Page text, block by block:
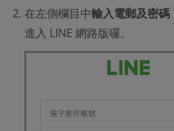
在左側欄目中輸入電郵及密碼
進入 LINE 網路版囉。